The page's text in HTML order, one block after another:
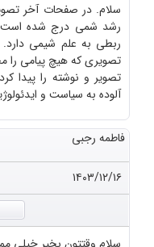
سلام. در صفحات آخر
رشد شمی درج شده
ربطی به علم شیمی
تصویری که هیچ پیامی را
تصویر و نوشته را پیدا
آلوده به سیاست و
فاطمه رجبی
۱۴۰۳/۱۲/۱۶